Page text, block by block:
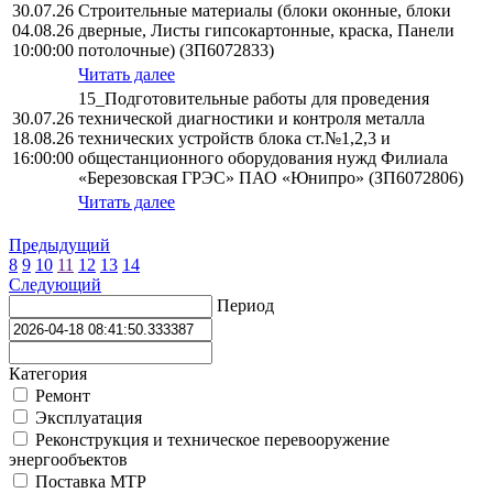
30.07.26
04.08.26
10:00:00
Строительные материалы (блоки оконные, блоки
дверные, Листы гипсокартонные, краска, Панели
потолочные) (ЗП6072833)
Читать далее
30.07.26
18.08.26
16:00:00
15_Подготовительные работы для проведения
технической диагностики и контроля металла
технических устройств блока ст.№1,2,3 и
общестанционного оборудования нужд Филиала
«Березовская ГРЭС» ПАО «Юнипро» (ЗП6072806)
Читать далее
Предыдущий
8 9 10 11 12 13 14
Следующий
Период
Категория
Ремонт
Эксплуатация
Реконструкция и техническое перевооружение
энергообъектов
Поставка МТР